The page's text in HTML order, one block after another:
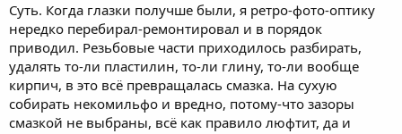
Суть. Когда глазки получше были, я ретро-фото-оптику
нередко перебирал-ремонтировал и в порядок
приводил. Резьбовые части приходилось разбирать,
удалять то-ли пластилин, то-ли глину, то-ли вообще
кирпич, в это всё превращалась смазка. На сухую
собирать некомильфо и вредно, потому-что зазоры
смазкой не выбраны, всё как правило люфтит, да и